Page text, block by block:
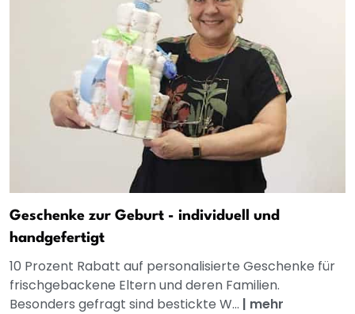
Geschenke zur Geburt - individuell und
handgefertigt
10 Prozent Rabatt auf personalisierte Geschenke für
frischgebackene Eltern und deren Familien.
Besonders gefragt sind bestickte W... | mehr